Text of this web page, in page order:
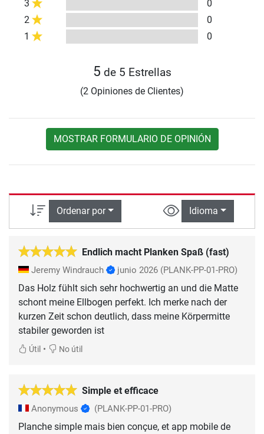
3
0
2
0
1
0
5 de 5 Estrellas
(2 Opiniones de Clientes)
MOSTRAR FORMULARIO DE OPINIÓN
Ordenar por Idioma
Endlich macht Planken Spaß (fast)
Jeremy Windrauch junio 2026 (PLANK-PP-01-PRO)
Das Holz fühlt sich sehr hochwertig an und die Matte
schont meine Ellbogen perfekt. Ich merke nach der
kurzen Zeit schon deutlich, dass meine Körpermitte
stabiler geworden ist
Útil • No útil
Simple et efficace
Anonymous (PLANK-PP-01-PRO)
Planche simple mais bien conçue, et app mobile de